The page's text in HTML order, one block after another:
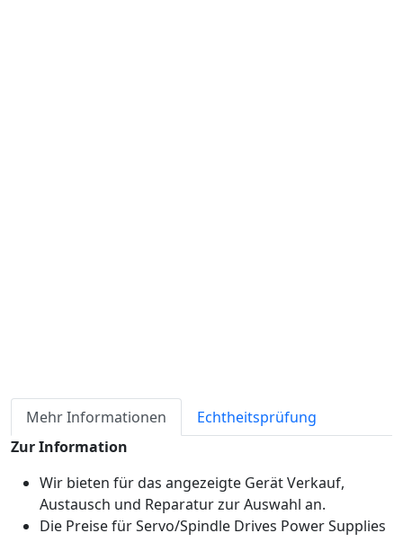
Mehr Informationen
Echtheitsprüfung
Zur Information
Wir bieten für das angezeigte Gerät Verkauf,
Austausch und Reparatur zur Auswahl an.
Die Preise für Servo/Spindle Drives Power Supplies